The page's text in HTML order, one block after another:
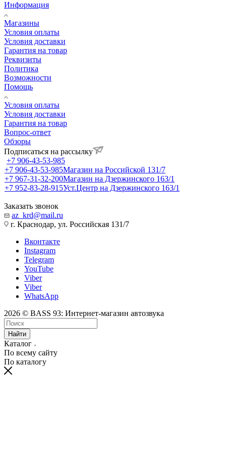
Информация
Магазины
Условия оплаты
Условия доставки
Гарантия на товар
Реквизиты
Политика
Возможности
Помощь
Условия оплаты
Условия доставки
Гарантия на товар
Вопрос-ответ
Обзоры
Подписаться на рассылку
+7 906-43-53-985
+7 906-43-53-985Магазин на Российской 131/7
+7 967-31-32-200Магазин на Дзержинского 163/1
+7 952-83-28-915Уст.Центр на Дзержинского 163/1
Заказать звонок
az_krd@mail.ru
г. Краснодар, ул. Российская 131/7
Вконтакте
Instagram
Telegram
YouTube
Viber
Viber
WhatsApp
2026 © BASS 93: Интернет-магазин автозвука
Найти
Каталог
По всему сайту
По каталогу